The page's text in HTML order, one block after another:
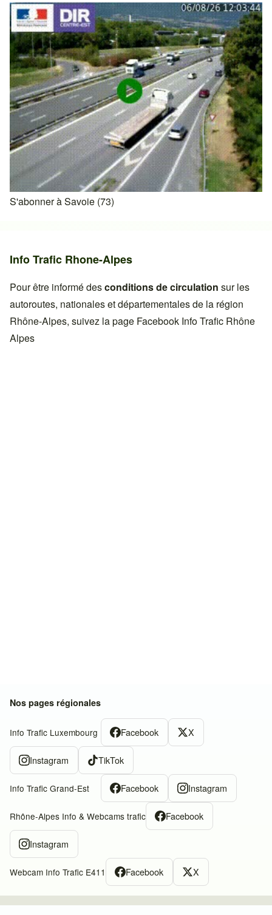
S'abonner à Savoie (73)
Info Trafic Rhone-Alpes
Pour être informé desconditions de circulation sur les
autoroutes, nationales et départementales de la région
Rhône-Alpes, suivez la page Facebook Info Trafic Rhône
Alpes
Nos pages régionales
Info Trafic Luxembourg Facebook X
Instagram TikTok
Info Trafic Grand-Est Facebook Instagram
Rhône-Alpes Info & Webcams trafic Facebook
Instagram
Webcam Info Trafic E411 Facebook X